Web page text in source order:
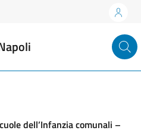
dell’Infanzia comunali –